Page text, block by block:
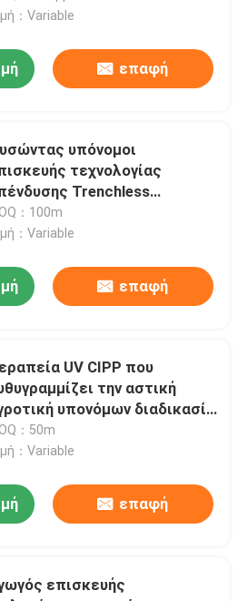
：Variable
επαφή
υπόνομοι
τεχνολογίας
Trenchless
μανικών UV CIPP
：100m
：Variable
επαφή
UV CIPP που
την αστική
υπονόμων διαδικασία
σωλήνων σωλήνων
επισκευή σε ισχύ
：50m
：Variable
επαφή
επισκευής